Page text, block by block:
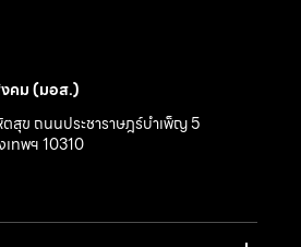
คม (มอส.)
สุข ถนนประชาราษฎร์บำเพ็ญ 5
ทพฯ 10310